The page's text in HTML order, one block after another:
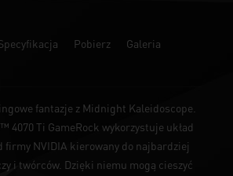
Pobierz
Galeria
fantazje z Midnight Kaleidoscope.
4070 Ti GameRock wykorzystuje układ
firmy NVIDIA kierowany do najbardziej
i twórców. Dzięki niemu mogą cieszyć